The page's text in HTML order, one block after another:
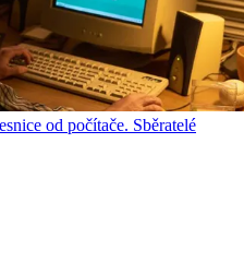
od počítače. Sběratelé